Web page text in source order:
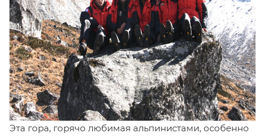
Эта гора, горячо любимая альпинистами, особенно